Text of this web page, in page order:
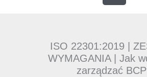
ISO 22301:2019 |
WYMAGANIA | Jak
zarządzać